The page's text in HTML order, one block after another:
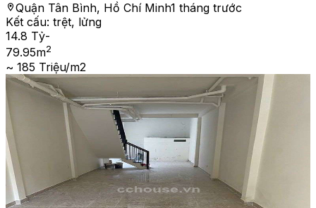
Quận Tân Bình, Hồ Chí Minh1 tháng trước
Kết cấu: trệt, lửng
14.8 Tỷ-
79.95m2
~ 185 Triệu/m2